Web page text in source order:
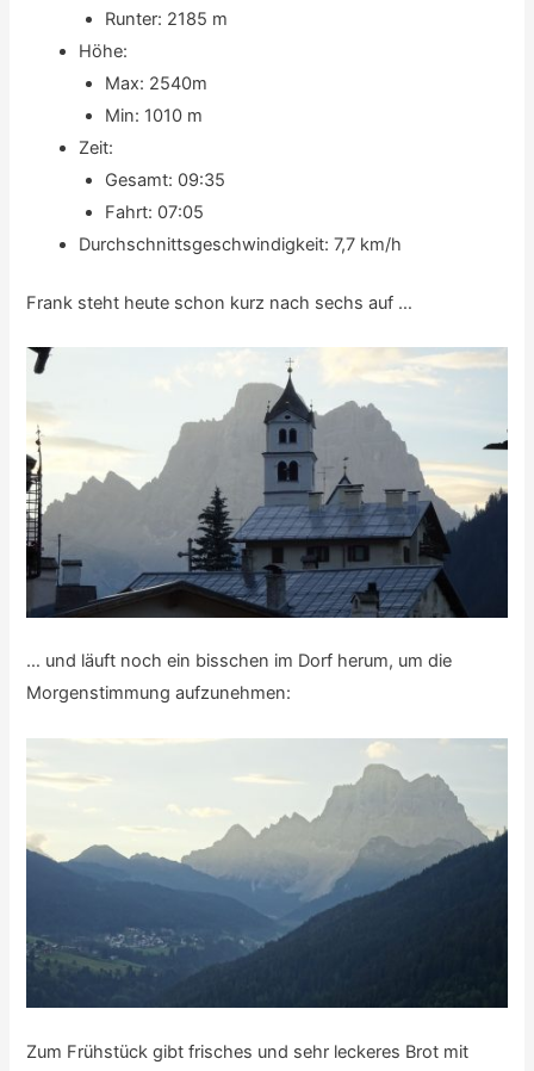
Runter: 2185 m
Höhe:
Max: 2540m
Min: 1010 m
Zeit:
Gesamt: 09:35
Fahrt: 07:05
Durchschnittsgeschwindigkeit: 7,7 km/h
Frank steht heute schon kurz nach sechs auf …
… und läuft noch ein bisschen im Dorf herum, um die
Morgenstimmung aufzunehmen:
Zum Frühstück gibt frisches und sehr leckeres Brot mit